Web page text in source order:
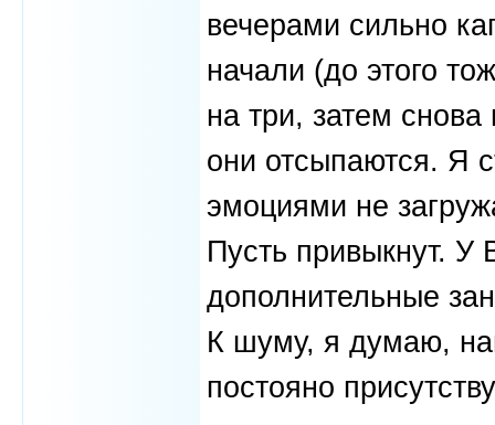
вечерами сильно
начали (до этого
на три, затем
они отсыпаются. Я
эмоциями не
Пусть привыкнут. У
дополнительные
К шуму, я думаю,
постояно